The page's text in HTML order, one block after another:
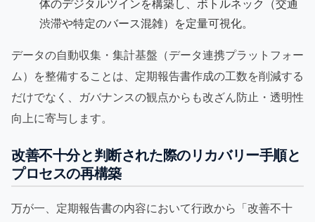
体のデジタルツインを構築し、ボトルネック（交通
渋滞や特定のバース混雑）を定量可視化。
データの自動収集・集計基盤（データ連携プラットフォー
ム）を整備することは、定期報告書作成の工数を削減する
だけでなく、ガバナンスの観点からも改ざん防止・透明性
向上に寄与します。
改善不十分と判断された際のリカバリー手順と
プロセスの再構築
万が一、定期報告書の内容において行政から「改善不十